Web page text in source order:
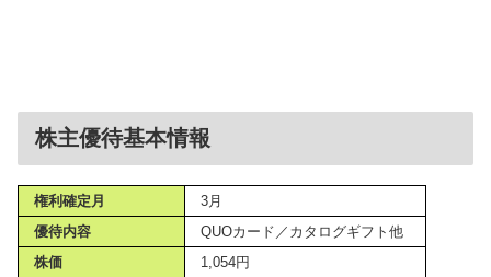
株主優待基本情報
権利確定月
3月
優待内容
QUOカード／カタログギフト他
株価
1,054円